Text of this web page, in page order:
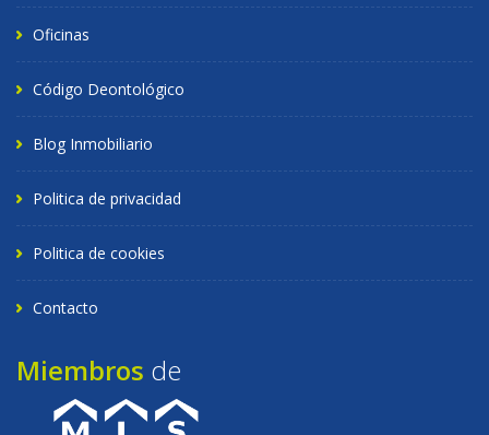
Oficinas
Código Deontológico
Blog Inmobiliario
Politica de privacidad
Politica de cookies
Contacto
Miembros de